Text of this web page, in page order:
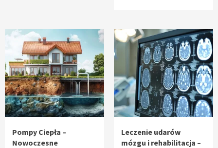
Pompy Ciepła –
Nowoczesne
Leczenie udarów
mózgu i rehabilitacja –